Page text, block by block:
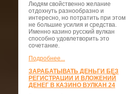
Людям свойственно желание
отдохнуть разнообразно и
интересно, но потратить при этом
не большие усилия и средства.
Именно казино русский вулкан
способно удовлетворить это
сочетание.
Подробнее...
ЗАРАБАТЫВАТЬ ДЕНЬГИ БЕЗ
РЕГИСТРАЦИИ И ВЛОЖЕНИЙ
ДЕНЕГ В КАЗИНО ВУЛКАН 24